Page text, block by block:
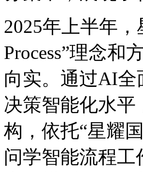
2025年上半年
Process”理念和
向实。通过AI全
决策智能化水平
构，依托“星
问学智能流程工